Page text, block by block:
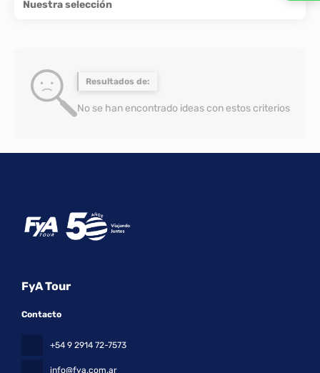
Nuestra selección
Resultados de:
No se han encontrado ideas con estos criterios
FyA Tour
Contacto
+54 9 2914 72-7573
info@fya.com.ar